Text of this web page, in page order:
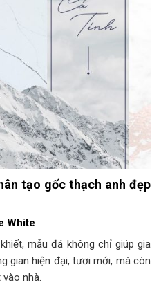
tạo gốc thạch anh đẹp
White
mẫu đá không chỉ giúp gia
gian hiện đại, tươi mới, mà còn
nhà.